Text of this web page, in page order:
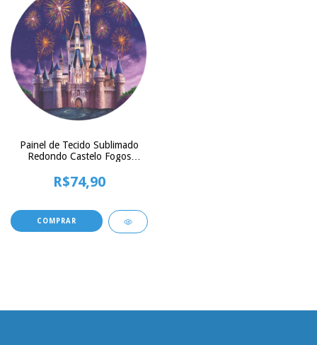
Painel de Tecido Sublimado
Redondo Castelo Fogos
R$74,90